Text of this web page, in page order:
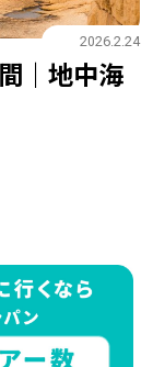
｜地中海
2026.2.24